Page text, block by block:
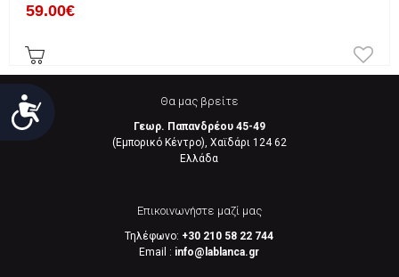
Προσιτότητα
59.00€
Θα μας βρείτε
Γεωρ. Παπανδρέου 45-49
(Εμπορικό Κέντρο), Χαϊδάρι 124 62
Eλλάδα
Επικοινωνήστε μαζί μας
Τηλέφωνο: +30 210 58 22 744
Email : info@lablanca.gr